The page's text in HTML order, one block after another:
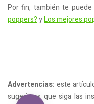
Por fin, también te
poppers?yLos mejores
Advertencias: este
sugerimos que siga las